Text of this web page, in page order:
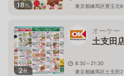
18枚
東京都練馬区豊玉北
2枚
オーケー
土支田
8:30～21:30
東京都練馬区土支田